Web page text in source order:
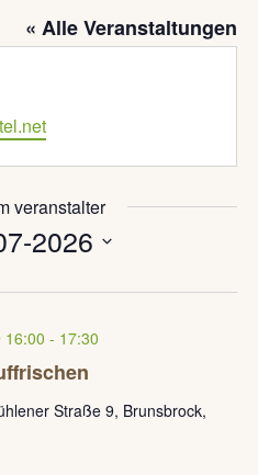
« Alle Veranstaltungen
veranstalter
2026
16:00 - 17:30
Straße 9, Brunsbrock,